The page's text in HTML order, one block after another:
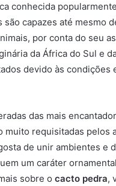
conhecida
são capazes até mesmo
por conta do seu
da África do Sul e
devido às condições
das mais
muito requisitadas pelos
de unir ambientes e
um caráter
sobre o cacto pedra,